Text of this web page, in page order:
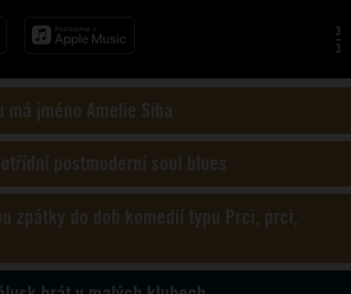
jméno Amelie Siba
postmoderní soul blues
zpátky do dob komedií typu Prci, prci,